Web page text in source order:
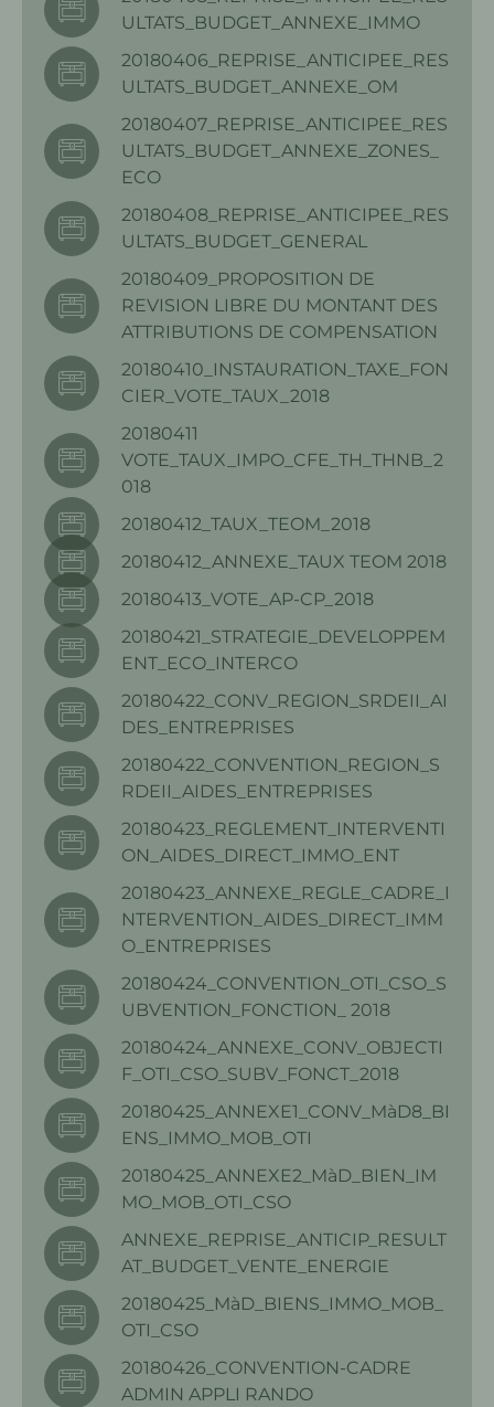
ULTATS_BUDGET_ANNEXE_IMMO
20180406_REPRISE_ANTICIPEE_RES
ULTATS_BUDGET_ANNEXE_OM
20180407_REPRISE_ANTICIPEE_RES
ULTATS_BUDGET_ANNEXE_ZONES_
ECO
20180408_REPRISE_ANTICIPEE_RES
ULTATS_BUDGET_GENERAL
20180409_PROPOSITION DE
REVISION LIBRE DU MONTANT DES
ATTRIBUTIONS DE COMPENSATION
20180410_INSTAURATION_TAXE_FON
CIER_VOTE_TAUX_2018
20180411
VOTE_TAUX_IMPO_CFE_TH_THNB_2
018
20180412_TAUX_TEOM_2018
20180412_ANNEXE_TAUX TEOM 2018
20180413_VOTE_AP-CP_2018
20180421_STRATEGIE_DEVELOPPEM
ENT_ECO_INTERCO
20180422_CONV_REGION_SRDEII_AI
DES_ENTREPRISES
20180422_CONVENTION_REGION_S
RDEII_AIDES_ENTREPRISES
20180423_REGLEMENT_INTERVENTI
ON_AIDES_DIRECT_IMMO_ENT
20180423_ANNEXE_REGLE_CADRE_I
NTERVENTION_AIDES_DIRECT_IMM
O_ENTREPRISES
20180424_CONVENTION_OTI_CSO_S
UBVENTION_FONCTION_ 2018
20180424_ANNEXE_CONV_OBJECTI
F_OTI_CSO_SUBV_FONCT_2018
20180425_ANNEXE1_CONV_MàD8_BI
ENS_IMMO_MOB_OTI
20180425_ANNEXE2_MàD_BIEN_IM
MO_MOB_OTI_CSO
ANNEXE_REPRISE_ANTICIP_RESULT
AT_BUDGET_VENTE_ENERGIE
20180425_MàD_BIENS_IMMO_MOB_
OTI_CSO
20180426_CONVENTION-CADRE
ADMIN APPLI RANDO